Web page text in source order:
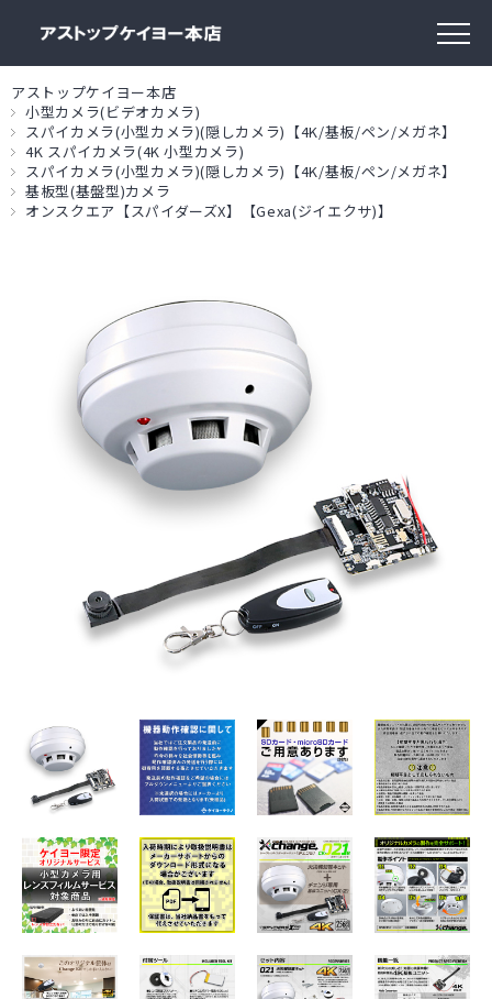
アストップケイヨー本店
小型カメラ(ビデオカメラ)
スパイカメラ(小型カメラ)(隠しカメラ)【4K/基板/ペン/メガネ】
4K スパイカメラ(4K 小型カメラ)
スパイカメラ(小型カメラ)(隠しカメラ)【4K/基板/ペン/メガネ】
基板型(基盤型)カメラ
オンスクエア【スパイダーズX】【Gexa(ジイエクサ)】